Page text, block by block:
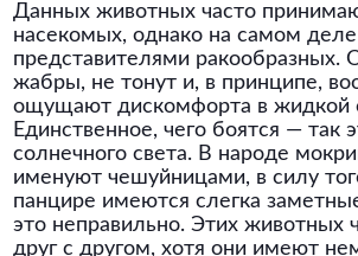
Данных животных часто
насекомых, однако на самом
представителями ракообразных.
жабры, не тонут и, в принципе,
ощущают дискомфорта в жидкой
Единственное, чего боятся — так
солнечного света. В народе
именуют чешуйницами, в силу
панцире имеются слегка
это неправильно. Этих животных
друг с другом, хотя они имеют